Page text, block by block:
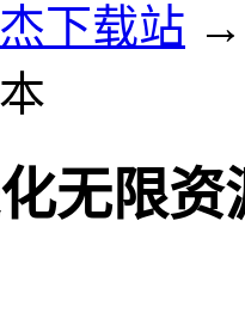
下载站
无限资